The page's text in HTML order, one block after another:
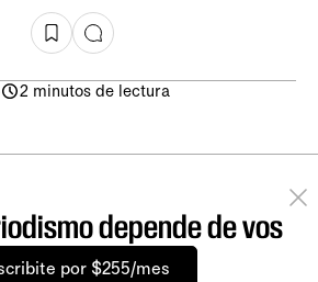
2 minutos de lectura
depende de vos
por $255/mes